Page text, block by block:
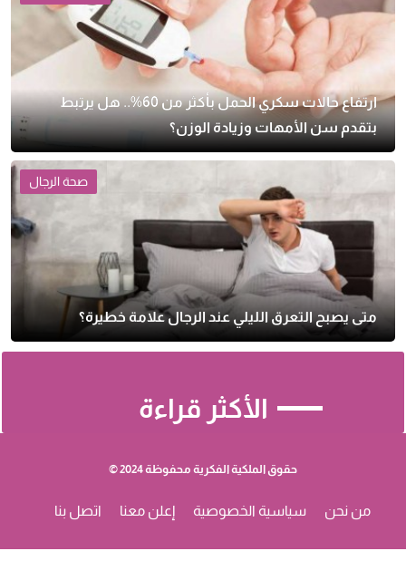
ارتفاع حالات سكري الحمل بأكثر من 60%.. هل يرتبط
بتقدم سن الأمهات وزيادة الوزن؟
صحة الرجال
متى يصبح التعرق الليلي عند الرجال علامة خطيرة؟
الأكثر قراءة
حقوق الملكية الفكرية محفوظة 2024 ©
من نحن سياسية الخصوصية إعلن معنا اتصل بنا